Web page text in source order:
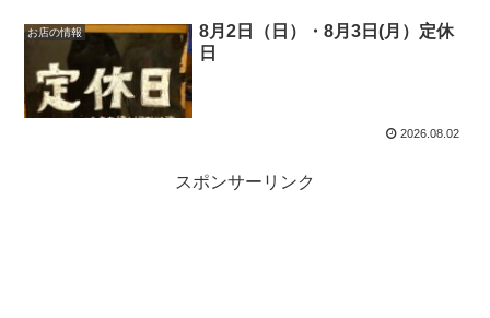
お店の情報
8月2日（日）・8月3日(月）定休
日
2026.08.02
スポンサーリンク